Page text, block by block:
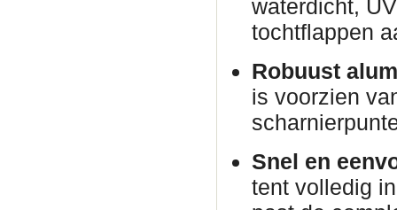
waterdicht,
tochtflappen
Robuust
is voorzien
Snel en
tent volledig